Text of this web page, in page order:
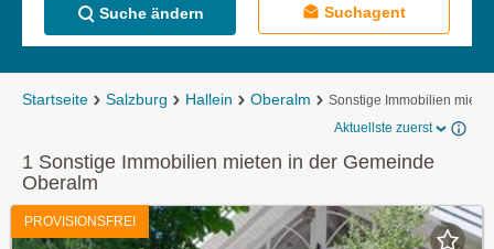
Suche ändern Suchagent
Startseite Salzburg Hallein Oberalm
Sonstige Immobilien mieten
Aktuellste zuerst
1 Sonstige Immobilien mieten in der Gemeinde
Oberalm
PROVISIONSFREI